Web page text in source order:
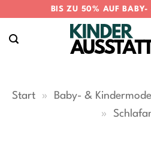
springen
BIS ZU 50% AUF BABY-
Start » Baby- & Kindermode
»